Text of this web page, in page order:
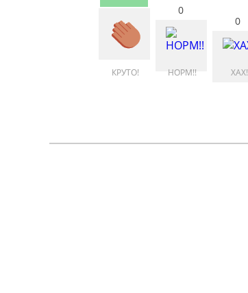
КРУТО!
0
НОРМ!!
0
ХАХ!